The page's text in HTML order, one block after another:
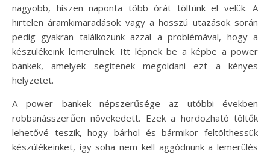
nagyobb, hiszen naponta több órát töltünk el velük. A
hirtelen áramkimaradások vagy a hosszú utazások során
pedig gyakran találkozunk azzal a problémával, hogy a
készülékeink lemerülnek. Itt lépnek be a képbe a power
bankek, amelyek segítenek megoldani ezt a kényes
helyzetet.
A power bankek népszerűsége az utóbbi években
robbanásszerűen növekedett. Ezek a hordozható töltők
lehetővé teszik, hogy bárhol és bármikor feltölthessük
készülékeinket, így soha nem kell aggódnunk a lemerülés